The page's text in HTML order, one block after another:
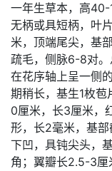
一年生草本，高40-
无柄或具短柄，叶
米，顶端尾尖，基
疏毛，侧脉6-8对。
在花序轴上呈一侧
期稍长，基生1枚
0厘米，长3厘米，
形，长2毫米，基
下凹，具钝尖头，
角；翼瓣长2.5-3